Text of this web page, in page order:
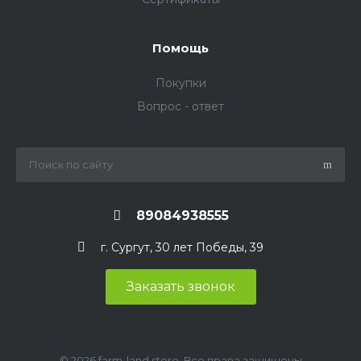
Помощь
Покупки
Вопрос - ответ
89084938555
г. Сургут, 30 лет Победы, 39
Заказать звонок